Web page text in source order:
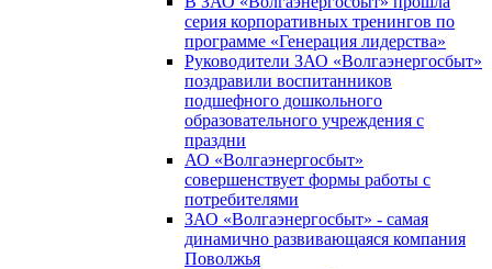
серия корпоративных тренингов по
программе «Генерация лидерства»
Руководители ЗАО «Волгаэнергосбыт»
поздравили воспитанников
подшефного дошкольного
образовательного учреждения с
праздни
АО «Волгаэнергосбыт»
совершенствует формы работы с
потребителями
ЗАО «Волгаэнергосбыт» - самая
динамично развивающаяся компания
Поволжья